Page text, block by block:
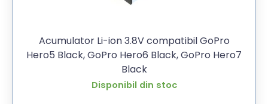
Acumulator Li-ion 3.8V compatibil GoPro
Hero5 Black, GoPro Hero6 Black, GoPro Hero7
Black
Disponibil din stoc